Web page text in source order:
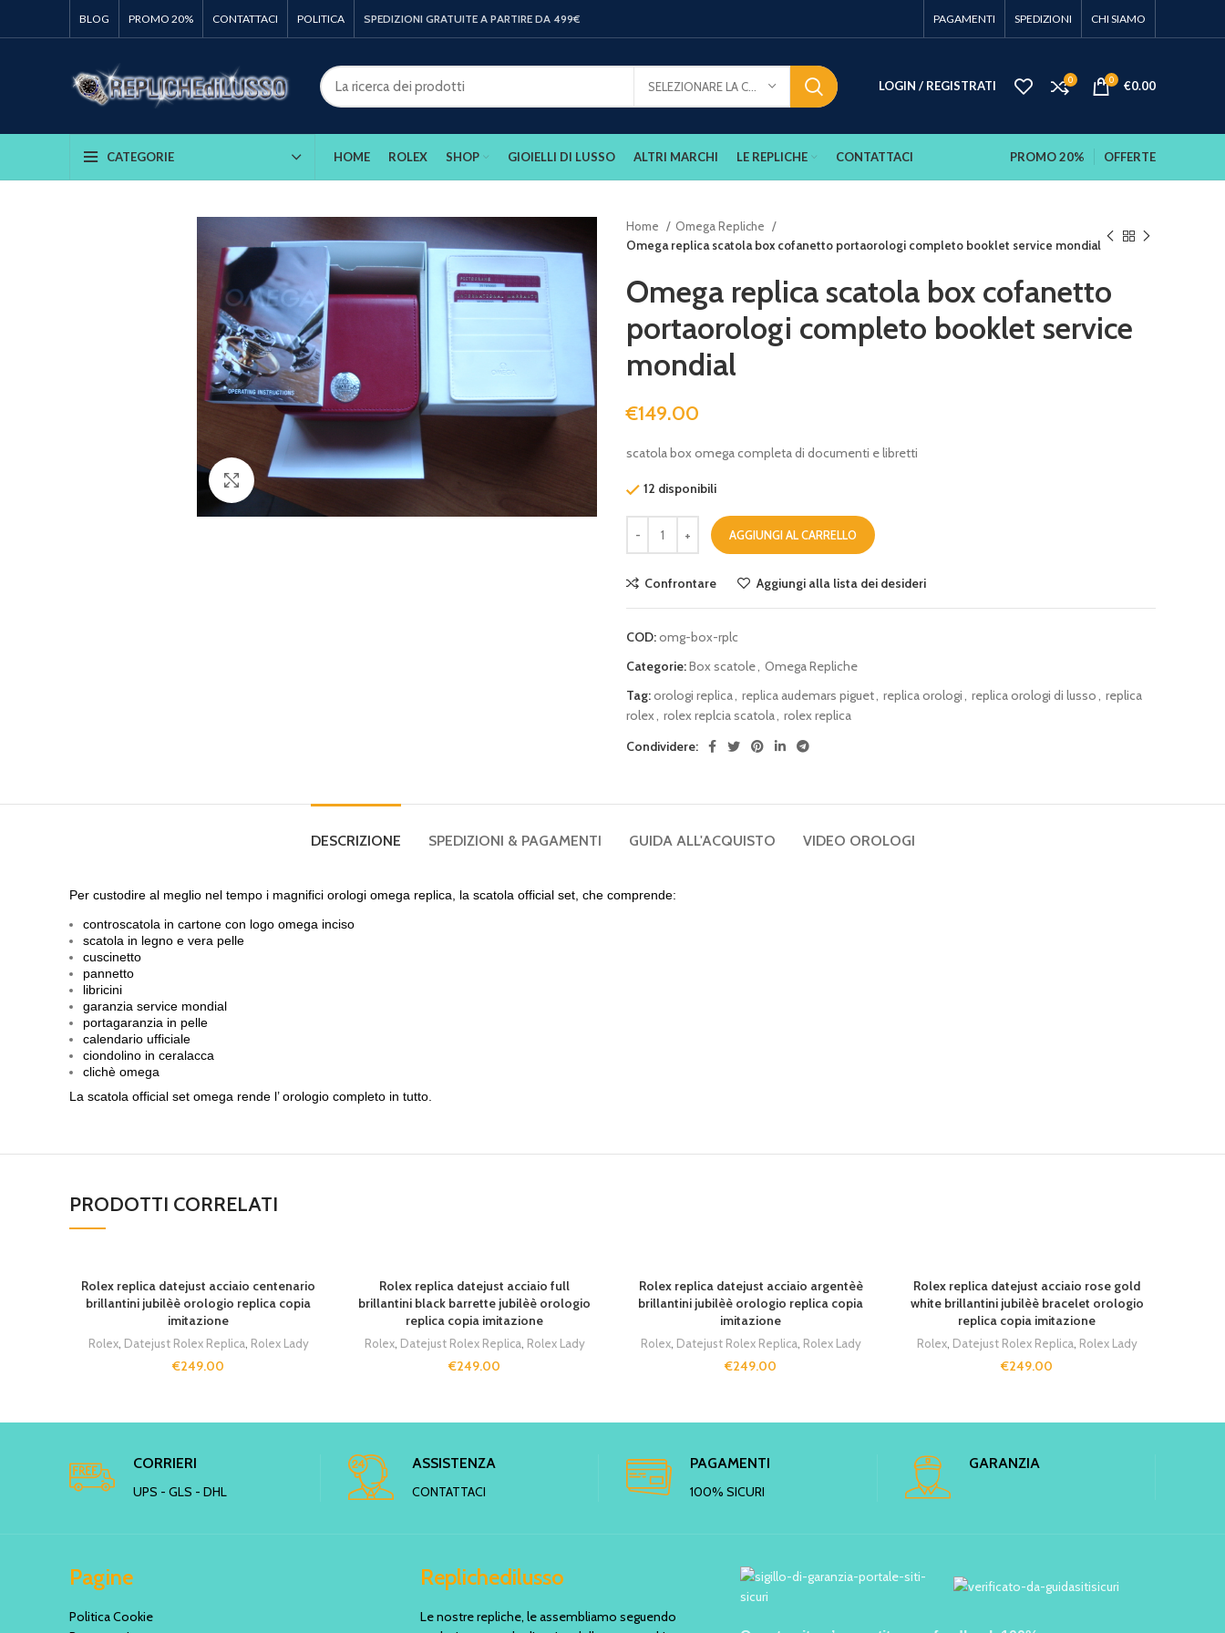
BLOG PROMO 20% CONTATTACI POLITICA SPEDIZIONI GRATUITE A PARTIRE DA 499€ PAGAMENTI SPEDIZIONI CHI SIAMO
LOGIN / REGISTRATI 0 0 €0.00
CATEGORIE HOME ROLEX SHOP GIOIELLI DI LUSSO ALTRI MARCHI LE REPLICHE CONTATTACI PROMO 20% OFFERTE
Clicca per ingrandire
Home
Omega Repliche
Omega replica scatola box cofanetto portaorologi completo booklet service mondial
Omega replica scatola box cofanetto
portaorologi completo booklet service
mondial
€149.00
scatola box omega completa di documenti e libretti
12 disponibili
AGGIUNGI AL CARRELLO
Confrontare Aggiungi alla lista dei desideri
COD:omg-box-rplc
Categorie:Box scatole Omega Repliche
Tag:orologi replica replica audemars piguet replica orologi replica orologi di lusso
replica
rolex
rolex replcia scatola rolex replica
Condividere:
DESCRIZIONE SPEDIZIONI & PAGAMENTI GUIDA ALL'ACQUISTO VIDEO OROLOGI
Per custodire al meglio nel tempo i magnifici orologi omega replica, la scatola official set, che comprende:
controscatola in cartone con logo omega inciso
scatola in legno e vera pelle
cuscinetto
pannetto
libricini
garanzia service mondial
portagaranzia in pelle
calendario ufficiale
ciondolino in ceralacca
clichè omega
La scatola official set omega rende l’ orologio completo in tutto.
PRODOTTI CORRELATI
Rolex replica datejust acciaio centenario
brillantini jubilèè orologio replica copia
imitazione
Rolex, Datejust Rolex Replica, Rolex Lady
€249.00
Rolex replica datejust acciaio full
brillantini black barrette jubilèè orologio
replica copia imitazione
Rolex, Datejust Rolex Replica, Rolex Lady
€249.00
Rolex replica datejust acciaio argentèè
brillantini jubilèè orologio replica copia
imitazione
Rolex, Datejust Rolex Replica, Rolex Lady
€249.00
Rolex replica datejust acciaio rose gold
white brillantini jubilèè bracelet orologio
replica copia imitazione
Rolex, Datejust Rolex Replica, Rolex Lady
€249.00
CORRIERI
UPS - GLS - DHL
ASSISTENZA
CONTATTACI
PAGAMENTI
100% SICURI
GARANZIA
Pagine
Politica Cookie
Replichedilusso
Le nostre repliche, le assembliamo seguendo